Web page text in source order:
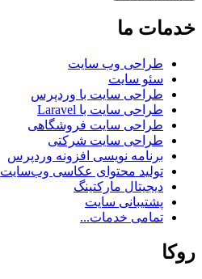
خدمات ما
طراحی وب سایت
سئو سایت
طراحی سایت با وردپرس
طراحی سایت با Laravel
طراحی سایت فروشگاهی
طراحی سایت شرکتی
برنامه نویسی افزونه وردپرس
تولید محتوای عکاسی وب‌سایت
دیجیتال مارکتینگ
پشتیبانی سایت
تمامی خدمات...
روکا